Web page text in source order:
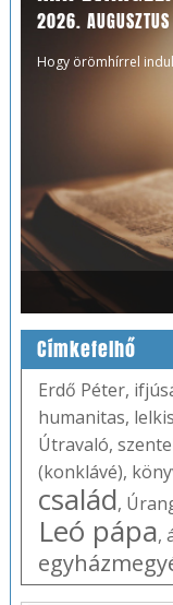
2026.
Hogy örömhírrel
Címkefelhő
Erdő Péter,
humanitas,
Útravaló,
(konklávé),
család,
Leó pápa,